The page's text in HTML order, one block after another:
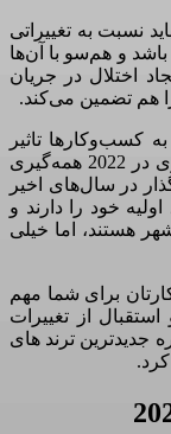
نسبت به تغییراتی
و هم‌سو با آن‌ها
اختلال در جریان
هم تضمین می‌کند.
کسب‌وکارها تاثیر
می‌گذارند. در رابطه با ترند های صنعت هتلداری در 2022 همه‌گیری
در سال‌های اخیر
خود را دارند و
هستند، اما خیلی
برای شما مهم
از تغییرات
جدیدترین ترند های